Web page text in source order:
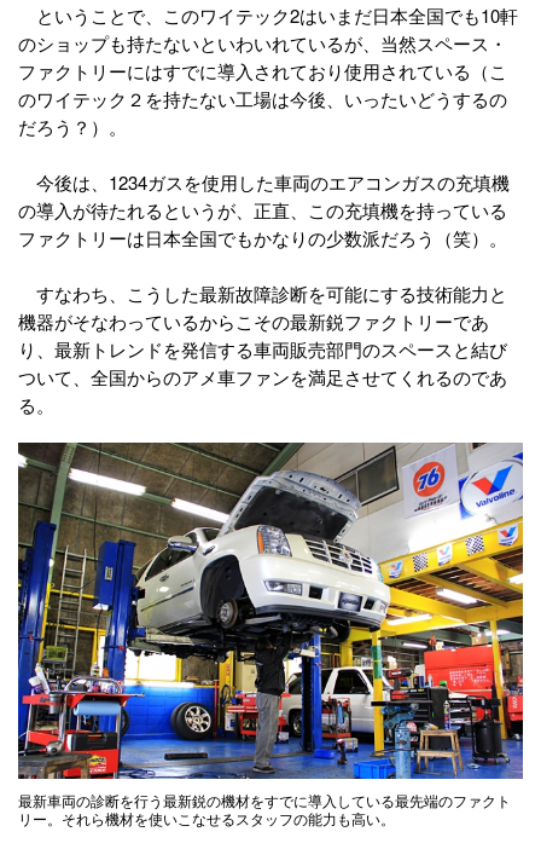
ということで、このワイテック2はいまだ日本全国でも10軒
のショップも持たないといわいれているが、当然スペース・
ファクトリーにはすでに導入されており使用されている（こ
のワイテック２を持たない工場は今後、いったいどうするの
だろう？）。
今後は、1234ガスを使用した車両のエアコンガスの充填機
の導入が待たれるというが、正直、この充填機を持っている
ファクトリーは日本全国でもかなりの少数派だろう（笑）。
すなわち、こうした最新故障診断を可能にする技術能力と
機器がそなわっているからこその最新鋭ファクトリーであ
り、最新トレンドを発信する車両販売部門のスペースと結び
ついて、全国からのアメ車ファンを満足させてくれるのであ
る。
最新車両の診断を行う最新鋭の機材をすでに導入している最先端のファクト
リー。それら機材を使いこなせるスタッフの能力も高い。